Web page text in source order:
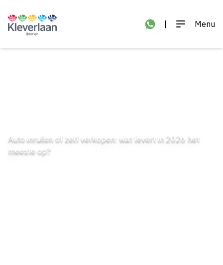
Menu
Auto inruilen of zelf verkopen: wat levert in 2026 het
meeste op?